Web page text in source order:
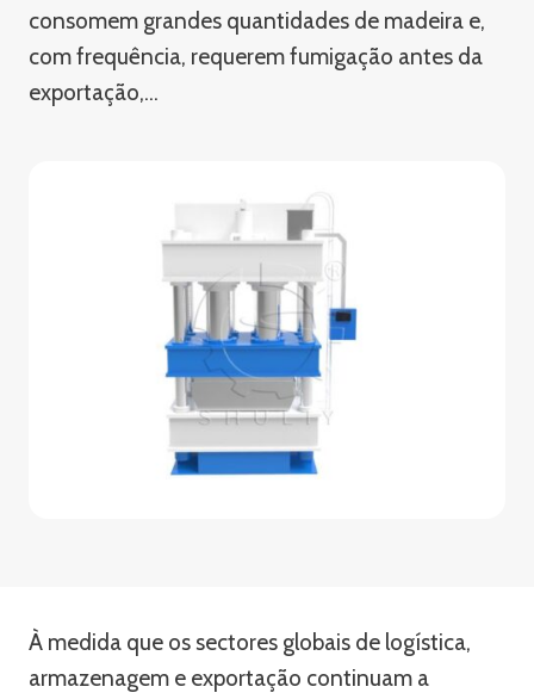
consomem grandes quantidades de madeira e,
com frequência, requerem fumigação antes da
exportação,...
À medida que os sectores globais de logística,
armazenagem e exportação continuam a